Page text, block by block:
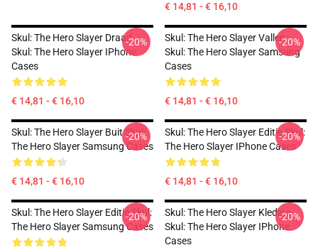
€ 14,81 - € 16,10
Skul: The Hero Slayer Draad
Skul: The Hero Slayer IPhone
Cases
€ 14,81 - € 16,10
-20%
Skul: The Hero Slayer Vallen
Skul: The Hero Slayer Samsung
Cases
€ 14,81 - € 16,10
-20%
Skul: The Hero Slayer Buit Skul:
The Hero Slayer Samsung Cases
€ 14,81 - € 16,10
-20%
Skul: The Hero Slayer Editie Skul:
The Hero Slayer IPhone Cases
€ 14,81 - € 16,10
-20%
Skul: The Hero Slayer Editie Skul:
The Hero Slayer Samsung Cases
-20%
Skul: The Hero Slayer Kleding
Skul: The Hero Slayer IPhone
Cases
-20%